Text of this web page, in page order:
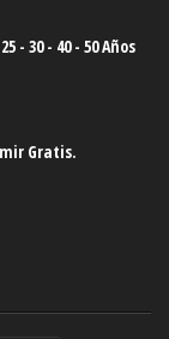
- 30 - 40 - 50 Años
Gratis.